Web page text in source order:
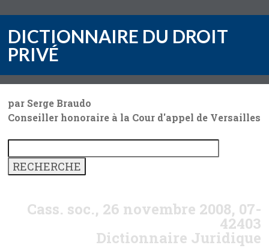
DICTIONNAIRE DU DROIT
PRIVÉ
par Serge Braudo
Conseiller honoraire à la Cour d'appel de Versailles
Cass. soc., 26 novembre 2008, 07-
42403
Dictionnaire Juridique